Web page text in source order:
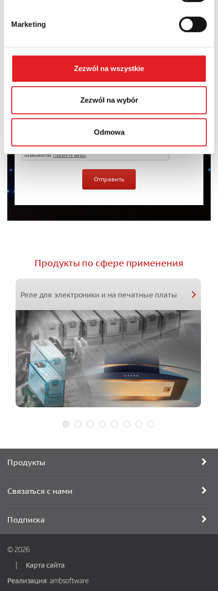
Marketing
Zezwól na wszystkie
Zezwól na wybór
Odmowa
I consent to the processing of my personal data by Relpol
in thePrivacy Policy*
Продукты по сфере применения
Реле для электроники и на печатные платы
Продукты
Связаться с нами
Подписка
© 2026
Карта сайта
Реализация: ambsoftware